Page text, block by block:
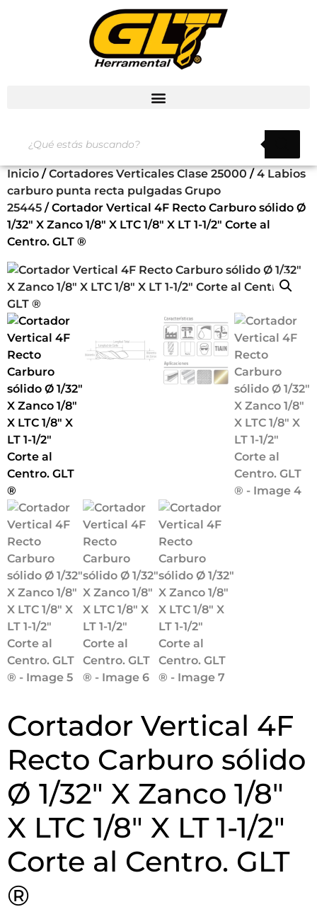
Inicio / Cortadores Verticales Clase 25000 / 4 Labios
carburo punta recta pulgadas Grupo
25445 / Cortador Vertical 4F Recto Carburo sólido Ø
1/32″ X Zanco 1/8″ X LTC 1/8″ X LT 1-1/2″ Corte al
Centro. GLT ®
Cortador Vertical 4F
Recto Carburo sólido
Ø 1/32″ X Zanco 1/8″
X LTC 1/8″ X LT 1-1/2″
Corte al Centro. GLT
®